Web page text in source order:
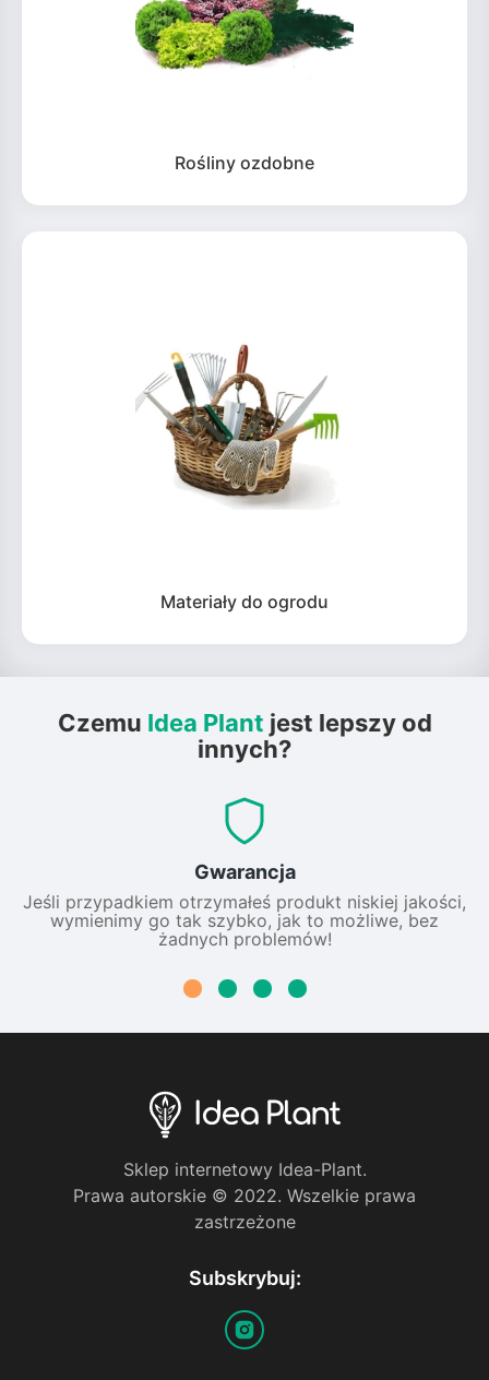
Rośliny ozdobne
Materiały do ogrodu
Czemu Idea Plant jest lepszy od
innych?
Gwarancja
Jeśli przypadkiem otrzymałeś produkt niskiej jakości,
wymienimy go tak szybko, jak to możliwe, bez
żadnych problemów!
Sklep internetowy Idea-Plant.
Prawa autorskie © 2022. Wszelkie prawa
zastrzeżone
Subskrybuj: